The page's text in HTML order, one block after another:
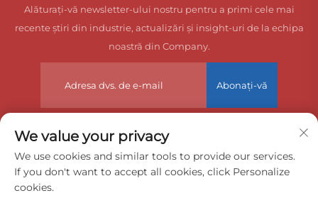
Alăturați-vă newsletter-ului nostru pentru a primi cele mai
recente știri din industrie, actualizări și insight-uri de la echipa
noastră din Company.
Abonați-vă
Drepturi de autor © 2025 China Dongguan Zeyuan International
Freight Agency Co., Ltd. Toate drepturile rezervate.
We value your privacy
We use cookies and similar tools to provide our services.
If you don't want to accept all cookies, click Personalize
cookies.